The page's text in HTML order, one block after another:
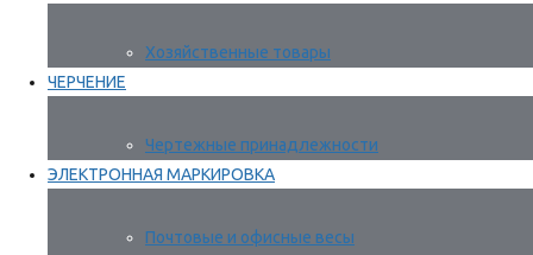
Хозяйственные товары
ЧЕРЧЕНИЕ
Чертежные принадлежности
ЭЛЕКТРОННАЯ МАРКИРОВКА
Почтовые и офисные весы